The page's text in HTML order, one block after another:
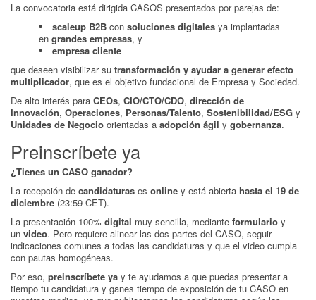
La convocatoria está dirigida CASOS presentados por parejas de:
scaleup B2B con soluciones digitales ya implantadas
en grandes empresas, y
empresa cliente
que deseen visibilizar su transformación y ayudar a generar efecto
multiplicador, que es el objetivo fundacional de Empresa y Sociedad.
De alto interés para CEOs, CIO/CTO/CDO, dirección de
Innovación, Operaciones, Personas/Talento, Sostenibilidad/ESG y
Unidades de Negocio orientadas a adopción ágil y gobernanza.
Preinscríbete ya
¿Tienes un CASO ganador?
La recepción de candidaturas es online y está abierta hasta el 19 de
diciembre (23:59 CET).
La presentación 100% digital muy sencilla, mediante formulario y
un video. Pero requiere alinear las dos partes del CASO, seguir
indicaciones comunes a todas las candidaturas y que el video cumpla
con pautas homogéneas.
Por eso, preinscríbete ya y te ayudamos a que puedas presentar a
tiempo tu candidatura y ganes tiempo de exposición de tu CASO en